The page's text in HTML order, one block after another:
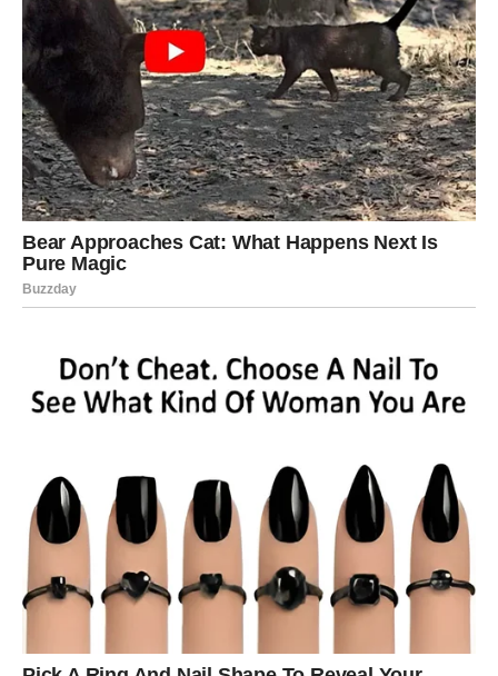
Na poslovnom planu pred vama su dani tokom kojih ćete
imati priliku pokazati koliko vrijedite.
Ljudi koji su ranije sumnjali u vas mogli bi promijeniti
mišljenje.
Vaš trud konačno postaje vidljiv.
Mnoge Škorpije mogle bi dobiti priznanje, napredovanje
ili priliku koja će ih dovesti korak bliže finansijskoj
Ako razmišljate o pokretanju vlastitog posla ili novom
projektu, zvijezde pokazuju da je pred vama period u
JEDNA OSOBA IGRA VAŽNU
ULOGU U VAŠOJ SREĆI
U narednom periodu u vaš život ulazi osoba koja bi mogla